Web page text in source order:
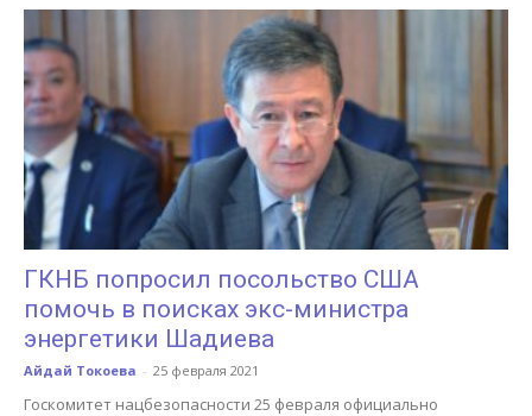
ГКНБ попросил посольство США
помочь в поисках экс-министра
энергетики Шадиева
Айдай Токоева - 25 февраля 2021
Госкомитет нацбезопасности 25 февраля официально